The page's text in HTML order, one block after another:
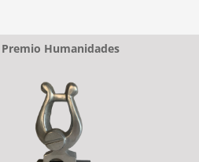
Premio Humanidades